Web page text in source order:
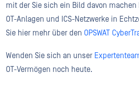
mit der Sie sich ein Bild davon
OT-Anlagen und ICS-Netzwerke in
Sie hier mehr über den OPSWAT
Wenden Sie sich an unser
OT-Vermögen noch heute.